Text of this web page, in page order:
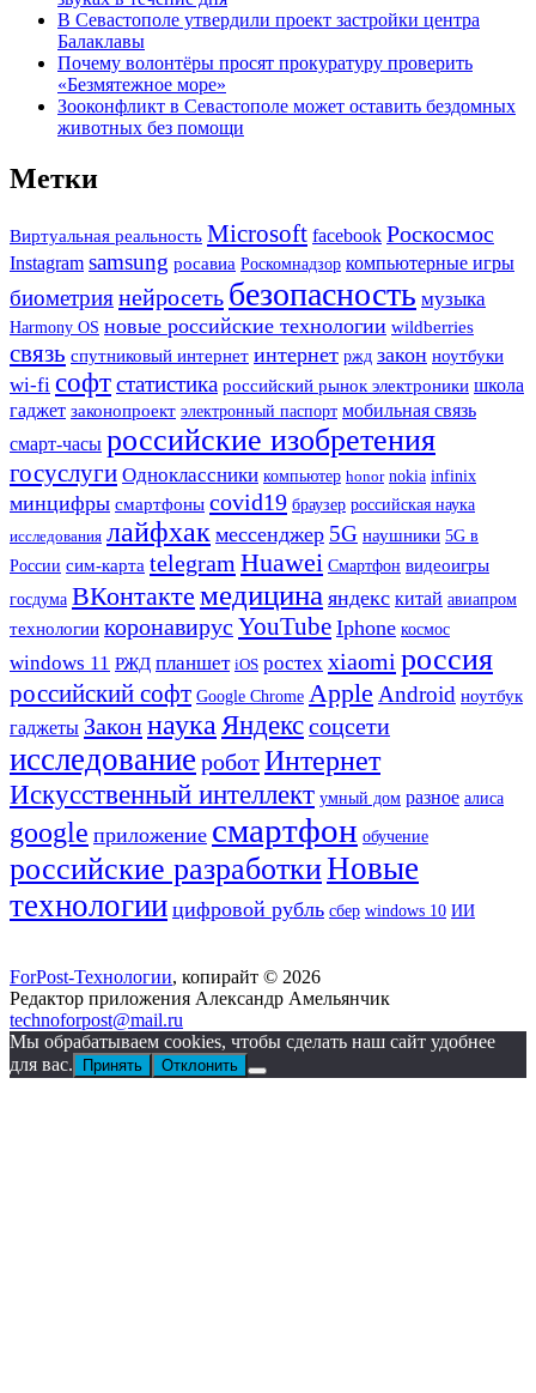
В Севастополе утвердили проект застройки центра
Балаклавы
Почему волонтёры просят прокуратуру проверить
«Безмятежное море»
Зооконфликт в Севастополе может оставить бездомных
животных без помощи
Метки
Виртуальная реальность Microsoft facebook Роскосмос
Instagram samsung росавиа Роскомнадзор компьютерные игры
биометриянейросеть безопасность музыка
Harmony OS новые российские технологии wildberries
связь спутниковый интернет интернет ржд закон ноутбуки
wi-fi софтстатистика российский рынок электроники школа
гаджет законопроект электронный паспорт мобильная связь
смарт-часы российские изобретения
госуслуги Одноклассники компьютер honor nokia infinix
минцифры смартфоны covid19 браузер российская наука
исследования лайфхак мессенджер 5G наушники 5G в
России сим-карта telegram Huawei Смартфон видеоигры
госдума ВКонтакте медицина яндекс китай авиапром
технологии коронавирус YouTube Iphone космос
windows 11 РЖД планшет iOS ростех xiaomi россия
российский софт Google Chrome Apple Android ноутбук
гаджеты Законнаука Яндекссоцсети
исследование роботИнтернет
Искусственный интеллект умный дом разное алиса
google приложение смартфон обучение
российские разработкиНовые
технологии цифровой рубль сбер windows 10 ИИ
ForPost-Технологии, копирайт © 2026
Редактор приложения Александр Амельянчик
technoforpost@mail.ru
Мы обрабатываем cookies, чтобы сделать наш сайт удобнее
для вас.
Принять Отклонить